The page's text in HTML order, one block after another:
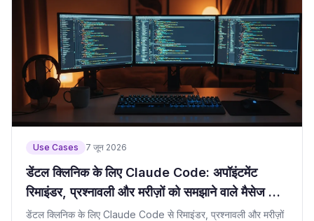
Use Cases 7 जून 2026
डेंटल क्लिनिक के लिए Claude Code: अपॉइंटमेंट
रिमाइंडर, प्रश्नावली और मरीज़ों को समझाने वाले मैसेज का
ड्राफ़्ट AI से बनाने का तरीका
डेंटल क्लिनिक के लिए Claude Code से रिमाइंडर, प्रश्नावली और मरीज़ों